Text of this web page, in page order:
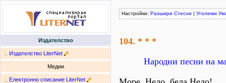
Издателство
:. Издателство LiterNet
Медии
:. Електронно списание LiterNet
Настройки: Разшири Стесни | Уголеми
104. * * *
Народни песни на